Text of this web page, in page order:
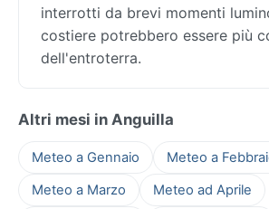
interrotti da brevi momenti
costiere potrebbero essere più
dell'entroterra.
Altri mesi in Anguilla
Meteo a Gennaio
Meteo a
Meteo a Marzo
Meteo ad Aprile